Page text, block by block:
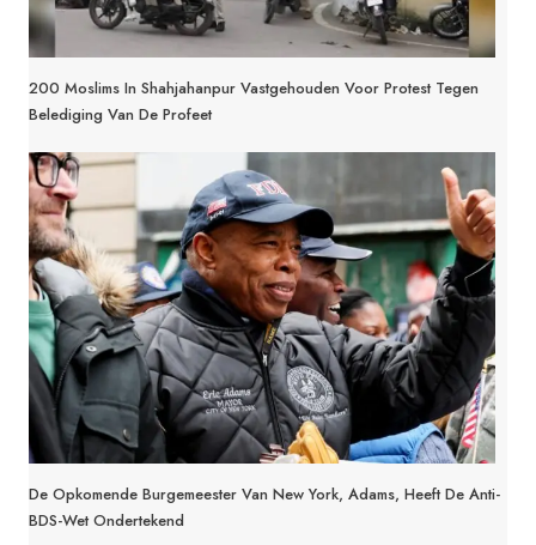
200 Moslims In Shahjahanpur Vastgehouden Voor Protest Tegen
Belediging Van De Profeet
De Opkomende Burgemeester Van New York, Adams, Heeft De Anti-
BDS-Wet Ondertekend